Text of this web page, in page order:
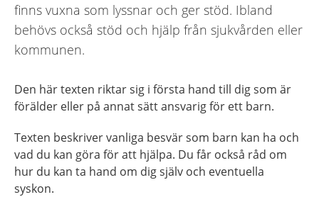
finns vuxna som lyssnar och ger stöd. Ibland
behövs också stöd och hjälp från sjukvården eller
kommunen.
Den här texten riktar sig i första hand till dig som är
förälder eller på annat sätt ansvarig för ett barn.
Texten beskriver vanliga besvär som barn kan ha och
vad du kan göra för att hjälpa. Du får också råd om
hur du kan ta hand om dig själv och eventuella
syskon.